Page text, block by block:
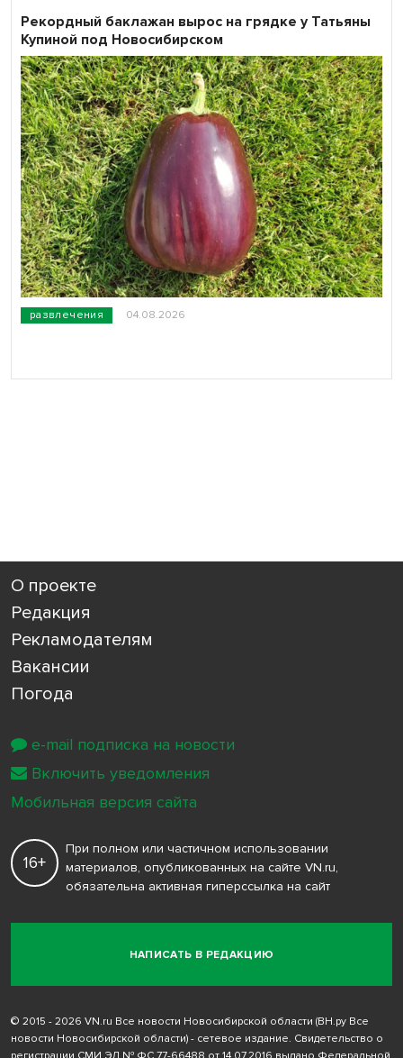
развлечения 04.08.2026
Рекордный баклажан вырос на грядке у Татьяны
Купиной под Новосибирском
О проекте
Редакция
Рекламодателям
Вакансии
Погода
НАПИСАТЬ В РЕДАКЦИЮ
16+
При полном или частичном использовании
материалов, опубликованных на сайте VN.ru,
обязательна активная гиперссылка на сайт
© 2015 - 2026 VN.ru Все новости Новосибирской области (ВН.ру Все
новости Новосибирской области) - сетевое издание. Свидетельство о
e-mail подписка на новости
Включить уведомления
Мобильная версия сайта